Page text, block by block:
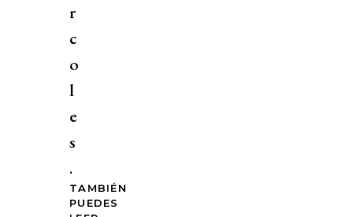
r
c
o
l
e
s
.
TAMBIÉN
PUEDES